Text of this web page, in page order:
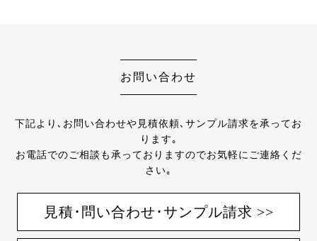
お問い合わせ
下記より､お問い合わせや見積依頼､サンプル請求を承ってお
ります｡
お電話でのご相談も承っておりますのでお気軽にご連絡くだ
さい｡
見積･問い合わせ･サンプル請求 >>